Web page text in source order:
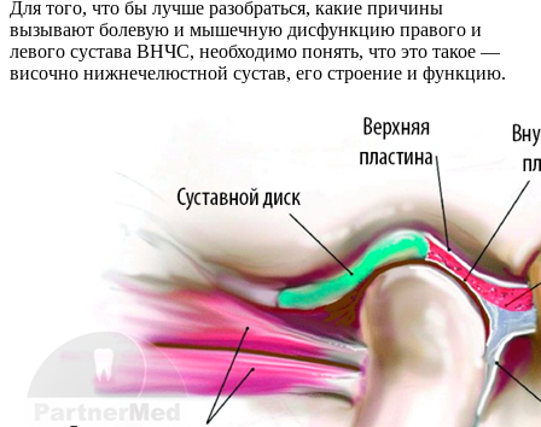
Для того, что бы лучше разобраться, какие причины
вызывают болевую и мышечную дисфункцию правого и
левого сустава ВНЧС, необходимо понять, что это такое —
височно нижнечелюстной сустав, его строение и функцию.